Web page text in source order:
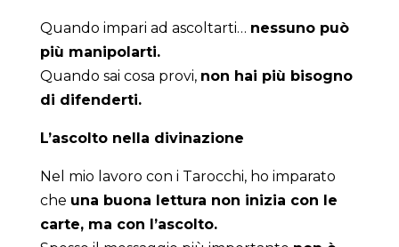
Quando impari ad ascoltarti… nessuno può
più manipolarti.
Quando sai cosa provi, non hai più bisogno
di difenderti.
L’ascolto nella divinazione
Nel mio lavoro con i Tarocchi, ho imparato
che una buona lettura non inizia con le
carte, ma con l’ascolto.